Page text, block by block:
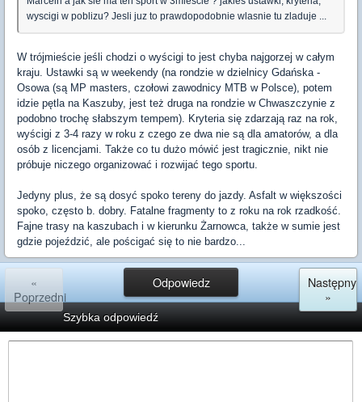
wyscigi w poblizu? Jesli juz to prawdopodobnie wlasnie tu zladuje ...
W trójmieście jeśli chodzi o wyścigi to jest chyba najgorzej w całym
kraju. Ustawki są w weekendy (na rondzie w dzielnicy Gdańska -
Osowa (są MP masters, czołowi zawodnicy MTB w Polsce), potem
idzie pętla na Kaszuby, jest też druga na rondzie w Chwaszczynie z
podobno trochę słabszym tempem). Kryteria się zdarzają raz na rok,
wyścigi z 3-4 razy w roku z czego ze dwa nie są dla amatorów, a dla
osób z licencjami. Także co tu dużo mówić jest tragicznie, nikt nie
próbuje niczego organizować i rozwijać tego sportu.
Jedyny plus, że są dosyć spoko tereny do jazdy. Asfalt w większości
spoko, często b. dobry. Fatalne fragmenty to z roku na rok rzadkość.
Fajne trasy na kaszubach i w kierunku Żarnowca, także w sumie jest
gdzie pojeździć, ale pościgać się to nie bardzo...
Odpowiedz
«
Poprzedni
Następny
»
Szybka odpowiedź